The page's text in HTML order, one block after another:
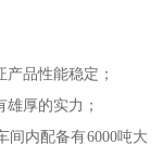
品性能稳定；
厚的实力；
间内配备有6000吨大